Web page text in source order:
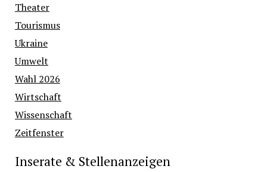
Theater
Tourismus
Ukraine
Umwelt
Wahl 2026
Wirtschaft
Wissenschaft
Zeitfenster
Inserate & Stellenanzeigen